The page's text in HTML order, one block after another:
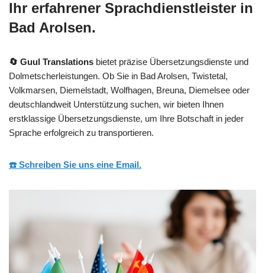
Ihr erfahrener Sprachdienstleister in
Bad Arolsen.
🔄 Guul Translations bietet präzise Übersetzungsdienste und
Dolmetscherleistungen. Ob Sie in Bad Arolsen, Twistetal,
Volkmarsen, Diemelstadt, Wolfhagen, Breuna, Diemelsee oder
deutschlandweit Unterstützung suchen, wir bieten Ihnen
erstklassige Übersetzungsdienste, um Ihre Botschaft in jeder
Sprache erfolgreich zu transportieren.
☎️ Schreiben Sie uns eine Email.